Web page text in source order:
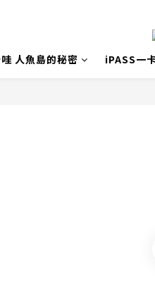
人魚島的秘密 iPASS一